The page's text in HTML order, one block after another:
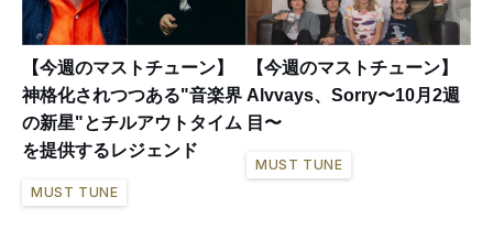
【今週のマストチューン】
神格化されつつある"音楽界
の新星"とチルアウトタイム
を提供するレジェンド
MUST TUNE
【今週のマストチューン】
Alvvays、Sorry〜10月2週
目〜
MUST TUNE